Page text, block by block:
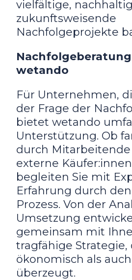
vielfältige,
zukunftsweisende
Nachfolgeprojekte
wetando
Für Unternehmen,
der Frage der
bietet wetando
Unterstützung. Ob
durch
externe
begleiten Sie mit
Erfahrung durch
Prozess. Von der
Umsetzung
gemeinsam mit
tragfähige Strategie,
ökonomisch als
überzeugt.